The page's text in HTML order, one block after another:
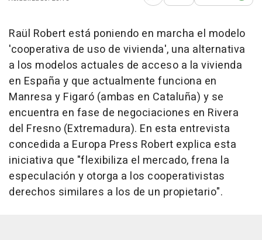
Raül Robert está poniendo en marcha el modelo
'cooperativa de uso de vivienda', una alternativa
a los modelos actuales de acceso a la vivienda
en España y que actualmente funciona en
Manresa y Figaró (ambas en Cataluña) y se
encuentra en fase de negociaciones en Rivera
del Fresno (Extremadura). En esta entrevista
concedida a Europa Press Robert explica esta
iniciativa que "flexibiliza el mercado, frena la
especulación y otorga a los cooperativistas
derechos similares a los de un propietario".